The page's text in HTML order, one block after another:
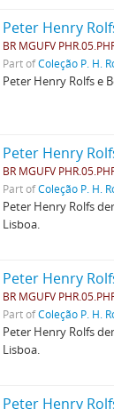
Peter Henry
BR MGUFV
Part ofColeção P. H.
Peter Henry Rolfs e
Peter Henry
BR MGUFV
Part ofColeção P. H.
Peter Henry Rolfs
Lisboa.
Peter Henry
BR MGUFV
Part ofColeção P. H.
Peter Henry Rolfs
Lisboa.
Peter Henry